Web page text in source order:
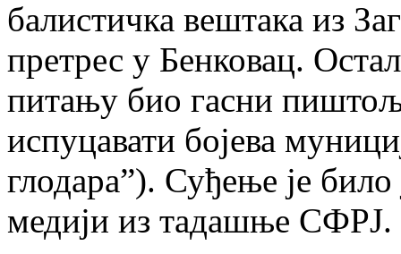
балистичка вештака из
претрес у Бенковац.
питању био гасни пиштољ
испуцавати бојева
глодара”). Суђење је
медији из тадашње СФРЈ.